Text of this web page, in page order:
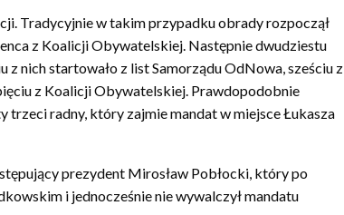
Tradycyjnie w takim przypadku obrady rozpoczął
z Koalicji Obywatelskiej. Następnie dwudziestu
z nich startowało z list Samorządu OdNowa, sześciu z
z Koalicji Obywatelskiej. Prawdopodobnie
trzeci radny, który zajmie mandat w miejsce Łukasza
prezydent Mirosław Pobłocki, który po
i jednocześnie nie wywalczył mandatu